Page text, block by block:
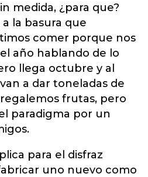
medida, ¿para que?
la basura que
comer porque nos
año hablando de lo
llega octubre y al
a dar toneladas de
frutas, pero
paradigma por un
para el disfraz
uno nuevo como